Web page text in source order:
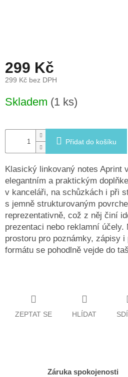
299 Kč
299 Kč bez DPH
cena:
Skladem (1 ks)
Přidat do košíku
Klasický linkovaný notes Aprint
elegantním a praktickým
v kanceláři, na schůzkách i při
s jemně strukturovaným
reprezentativně, což z něj činí
prezentaci nebo reklamní
prostoru pro poznámky, zápisy
formátu se pohodlně vejde do
ZEPTAT SE HLÍDAT
Záruka spokojenosti